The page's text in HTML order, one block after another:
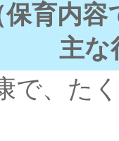
育内
主な
で、た